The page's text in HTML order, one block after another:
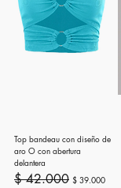
Top bandeau con diseño de
aro O con abertura
delantera
Precio
$ 42.000 Precio de oferta
$ 39.000